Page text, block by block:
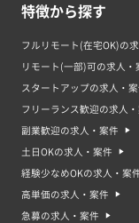
特徴から探す
フルリモート(在宅OK)の
リモート(一部)可の求人・
スタートアップの求人・案
フリーランス歓迎の求人・
副業歓迎の求人・案件
土日OKの求人・案件
経験少なめOKの求人・案
高単価の求人・案件
急募の求人・案件